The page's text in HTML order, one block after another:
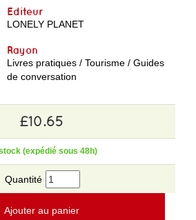
Editeur
LONELY PLANET
Rayon
Livres pratiques / Tourisme / Guides
de conversation
£10.65
(expédié sous 48h)
Quantité
Ajouter au panier